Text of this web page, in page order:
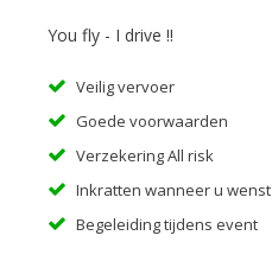
You fly - I drive !!
Veilig vervoer
Goede voorwaarden
Verzekering All risk
Inkratten wanneer u wenst
Begeleiding tijdens event